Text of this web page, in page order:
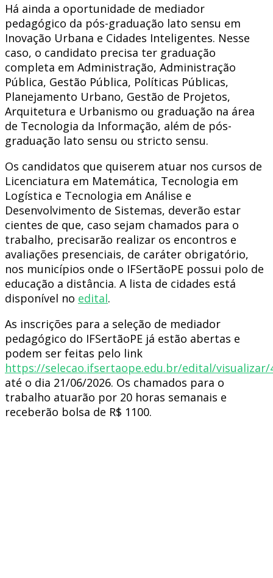
Há ainda a oportunidade de mediador
pedagógico da pós-graduação lato sensu em
Inovação Urbana e Cidades Inteligentes. Nesse
caso, o candidato precisa ter graduação
completa em Administração, Administração
Pública, Gestão Pública, Políticas Públicas,
Planejamento Urbano, Gestão de Projetos,
Arquitetura e Urbanismo ou graduação na área
de Tecnologia da Informação, além de pós-
graduação lato sensu ou stricto sensu.
Os candidatos que quiserem atuar nos cursos de
Licenciatura em Matemática, Tecnologia em
Logística e Tecnologia em Análise e
Desenvolvimento de Sistemas, deverão estar
cientes de que, caso sejam chamados para o
trabalho, precisarão realizar os encontros e
avaliações presenciais, de caráter obrigatório,
nos municípios onde o IFSertãoPE possui polo de
educação a distância. A lista de cidades está
disponível no edital.
As inscrições para a seleção de mediador
pedagógico do IFSertãoPE já estão abertas e
podem ser feitas pelo link
https://selecao.ifsertaope.edu.br/edital/visualizar/
até o dia 21/06/2026. Os chamados para o
trabalho atuarão por 20 horas semanais e
receberão bolsa de R$ 1100.